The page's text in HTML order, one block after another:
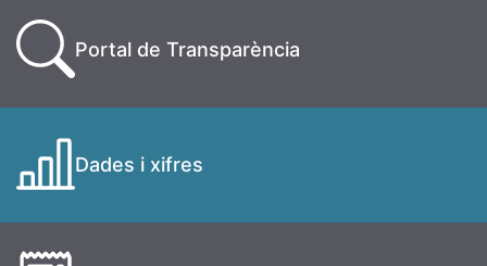
Portal de Transparència
Dades i xifres